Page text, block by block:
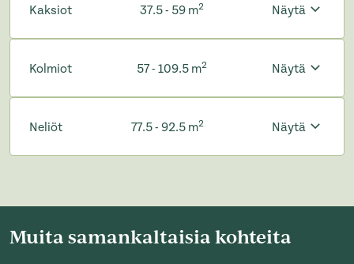
Kaksiot 37.5 - 59 m2 Näytä
Kolmiot 57 - 109.5 m2 Näytä
Neliöt 77.5 - 92.5 m2 Näytä
Muita samankaltaisia kohteita